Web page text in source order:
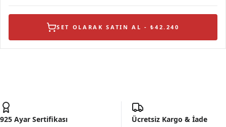
SET OLARAK SATIN AL - ₺42.240
925 Ayar Sertifikası
Ücretsiz Kargo & İade